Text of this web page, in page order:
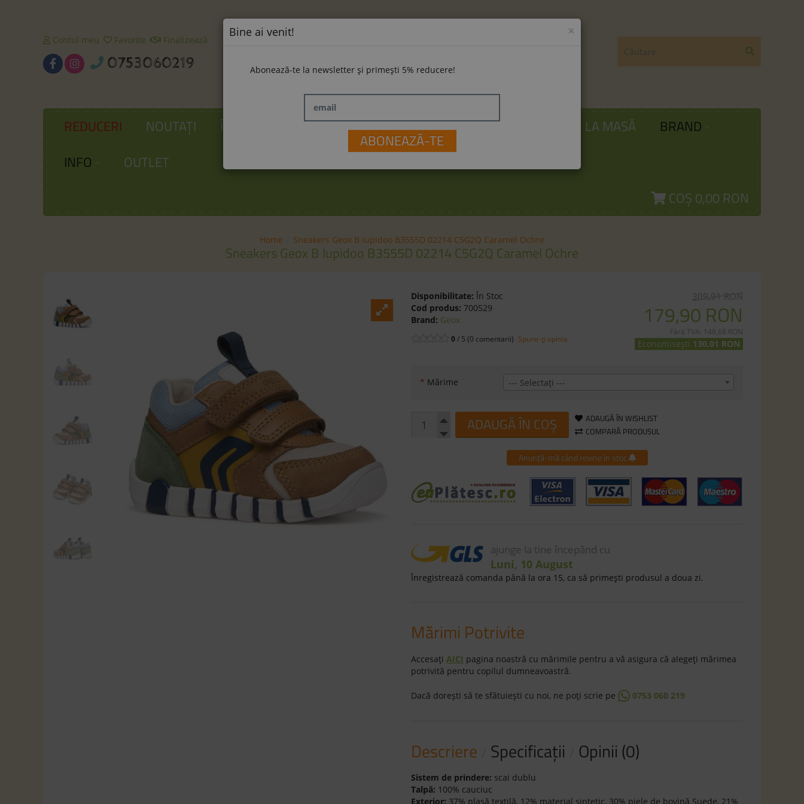
Contul meu Favorite Finalizează
0753060219
REDUCERI NOUTAȚI ÎNCĂLȚĂMINTE LA PLIMBARE JUCĂRII LA MASĂ
BRAND
INFO
OUTLET
COȘ 0,00 RON
Home Sneakers Geox B Iupidoo B3555D 02214 C5G2Q Caramel Ochre
Sneakers Geox B Iupidoo B3555D 02214 C5G2Q Caramel Ochre
Disponibilitate: În Stoc
Cod produs: 700529
Brand: Geox
0/ 5 (0 comentarii) Spune-ţi opinia
309,91 RON
179,90 RON
Fără TVA: 148,68 RON
Economisești 130,01 RON
* Mărime --- Selectaţi ---
ADAUGĂ ÎN COȘ
ADAUGĂ ÎN WISHLIST
COMPARĂ PRODUSUL
Anunță-mă când revine în stoc
ajunge la tine începând cu
Luni, 10 August
Înregistrează comanda până la ora 15, ca să primeşti produsul a doua zi.
Mărimi Potrivite
Accesaţi AICI pagina noastră cu mărimile pentru a vă asigura că alegeţi mărimea
potrivită pentru copilul dumneavoastră.
Dacă doreşti să te sfătuieşti cu noi, ne poţi scrie pe 0753 060 219
Descriere Specificaţii Opinii (0)
Sistem de prindere: scai dublu
Talpă: 100% cauciuc
Exterior: 37% plasă textilă, 12% material sintetic, 30% piele de bovină Suede, 21%
×
Bine ai venit!
Abonează-te la newsletter și primești 5% reducere!
email
ABONEAZĂ-TE